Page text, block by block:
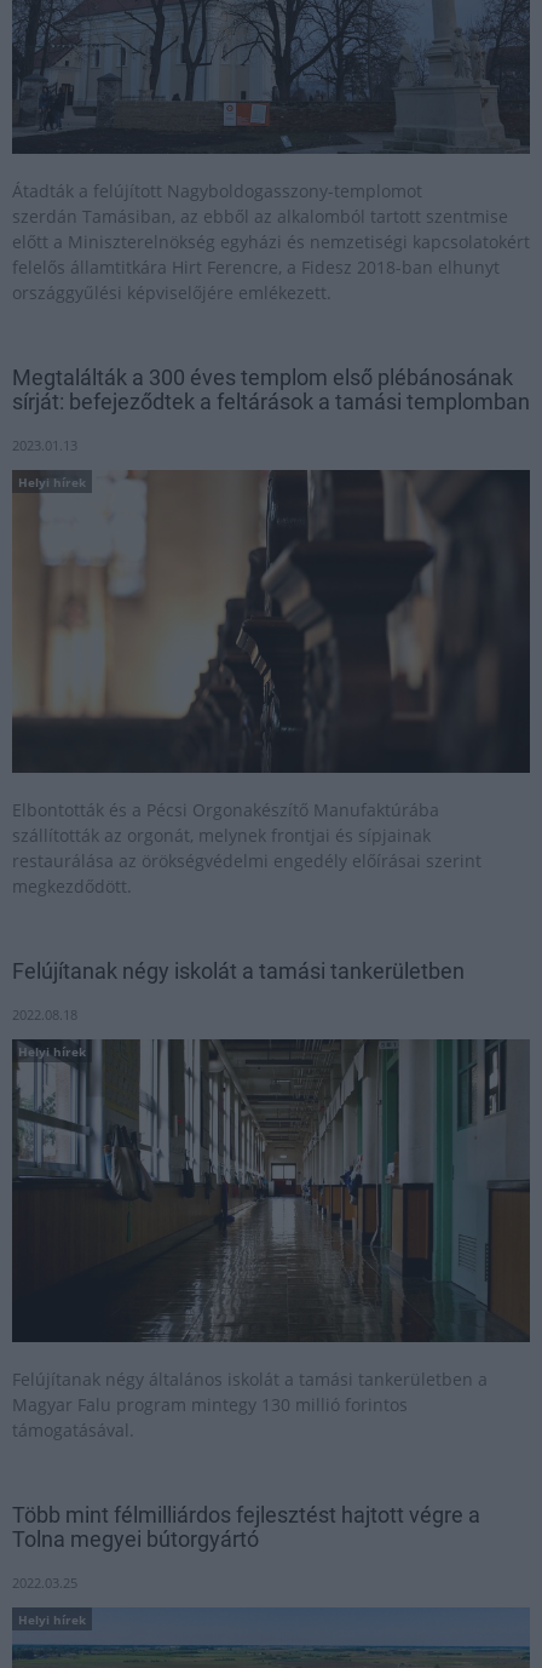
Átadták a felújított Nagyboldogasszony-templomot
szerdán Tamásiban, az ebből az alkalomból tartott szentmise
előtt a Miniszterelnökség egyházi és nemzetiségi kapcsolatokért
felelős államtitkára Hirt Ferencre, a Fidesz 2018-ban elhunyt
országgyűlési képviselőjére emlékezett.
Megtalálták a 300 éves templom első plébánosának
sírját: befejeződtek a feltárások a tamási templomban
2023.01.13
Helyi hírek
Elbontották és a Pécsi Orgonakészítő Manufaktúrába
szállították az orgonát, melynek frontjai és sípjainak
restaurálása az örökségvédelmi engedély előírásai szerint
megkezdődött.
Felújítanak négy iskolát a tamási tankerületben
2022.08.18
Helyi hírek
Felújítanak négy általános iskolát a tamási tankerületben a
Magyar Falu program mintegy 130 millió forintos
támogatásával.
Több mint félmilliárdos fejlesztést hajtott végre a
Tolna megyei bútorgyártó
2022.03.25
Helyi hírek